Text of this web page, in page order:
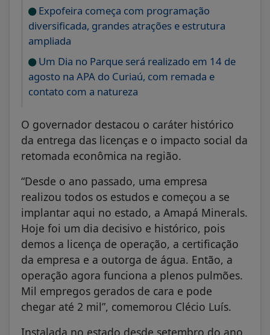
Expofeira começa com programação
diversificada, grandes atrações e estrutura
ampliada
Um Dia no Parque será realizado em 14 de
agosto na APA do Curiaú, com remada e
contato com a natureza
O governador destacou o caráter histórico
da entrega das licenças e o impacto social da
retomada econômica na região.
“Desde o ano passado, uma empresa
realizou todos os estudos e começou a se
implantar aqui no estado, a Amapá Minerals.
Hoje foi um dia decisivo e histórico, pois
demos a licença de operação, a certificação
da empresa e a outorga de água. Então, a
operação agora funciona a plenos pulmões.
Mil empregos gerados de cara e pode
chegar até 2 mil”, comemorou Clécio Luís.